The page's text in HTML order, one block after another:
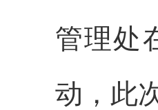
管理处
动，此